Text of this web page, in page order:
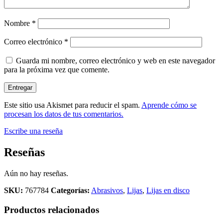
Nombre *
Correo electrónico *
Guarda mi nombre, correo electrónico y web en este navegador
para la próxima vez que comente.
Este sitio usa Akismet para reducir el spam. Aprende cómo se
procesan los datos de tus comentarios.
Escribe una reseña
Reseñas
Aún no hay reseñas.
SKU: 767784 Categorías: Abrasivos, Lijas, Lijas en disco
Productos relacionados